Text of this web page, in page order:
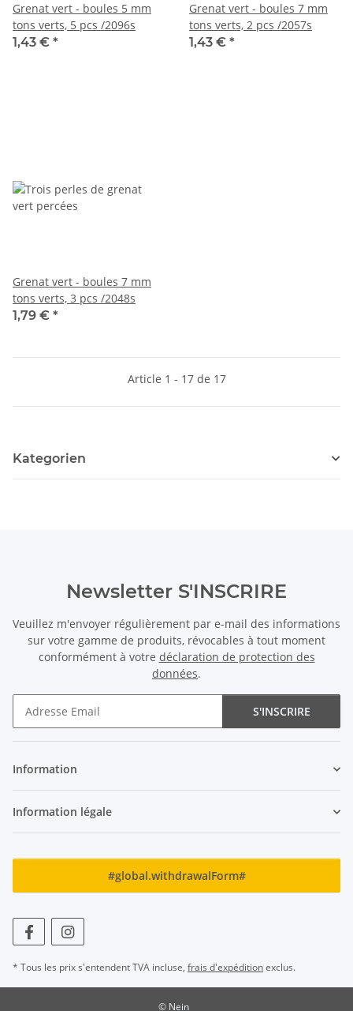
Grenat vert - boules 5 mm
tons verts, 5 pcs /2096s
1,43 € *
Grenat vert - boules 7 mm
tons verts, 2 pcs /2057s
1,43 € *
Grenat vert - boules 7 mm
tons verts, 3 pcs /2048s
1,79 € *
Article 1 - 17 de 17
Kategorien
Newsletter S'INSCRIRE
Veuillez m'envoyer régulièrement par e-mail des informations
sur votre gamme de produits, révocables à tout moment
conformément à votre déclaration de protection des
données.
S'INSCRIRE
Information
Information légale
#global.withdrawalForm#
* Tous les prix s'entendent TVA incluse, frais d'expéditionexclus.
© Nein